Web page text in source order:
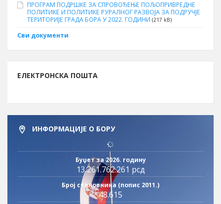
ПРОГРАМ ПОДРШКЕ ЗА СПРОВОЂЕЊЕ ПОЉОПРИВРЕДНЕ
ПОЛИТИКЕ И ПОЛИТИКЕ РУРАЛНОГ РАЗВОЈА ЗА ПОДРУЧЈЕ
ТЕРИТОРИЈЕ ГРАДА БОРА У 2022. ГОДИНИ (217 kB)
Сви документи
ЕЛЕКТРОНСКА ПОШТА
ИНФОРМАЦИЈЕ О БОРУ
Буџет за 2026. годину
13.261.762.261 рсд
Број становника (попис 2011.)
48.615